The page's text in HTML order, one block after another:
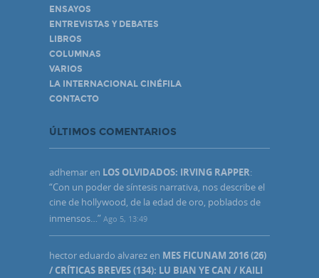
ENSAYOS
ENTREVISTAS Y DEBATES
LIBROS
COLUMNAS
VARIOS
LA INTERNACIONAL CINÉFILA
CONTACTO
ÚLTIMOS COMENTARIOS
adhemar en LOS OLVIDADOS: IRVING RAPPER:
“Con un poder de síntesis narrativa, nos describe el
cine de hollywood, de la edad de oro, poblados de
inmensos…” Ago 5, 13:49
hector eduardo alvarez en MES FICUNAM 2016 (26)
/ CRÍTICAS BREVES (134): LU BIAN YE CAN / KAILI